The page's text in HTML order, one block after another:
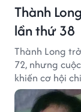
Thành
lần thứ 38
Thành Long
72, nhưng
khiến cơ hội